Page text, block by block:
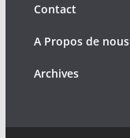
Contact
A Propos de nous
Archives